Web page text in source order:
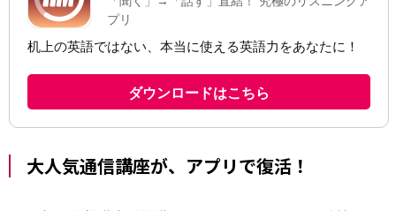
大人気通信講座が、アプリで復活！